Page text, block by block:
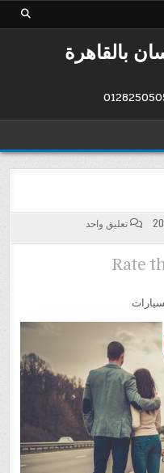
بالقاهرة
تعليق واحد
ونش
إنقاذ
Rate